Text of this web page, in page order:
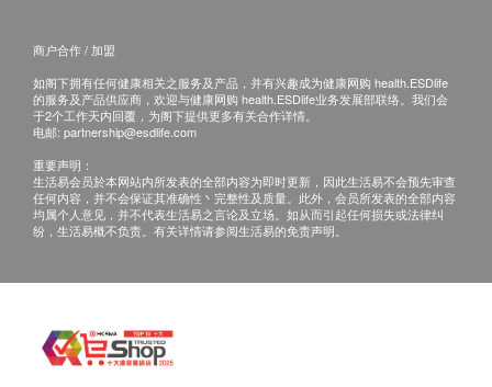
肝功能
谷丙转氨酶
谷草转氨酶
总胆红素
直接胆红素
碱性磷酸酶
总蛋白质
肾功能
血尿素
确认信/出示成功付款电邮以确认身份。
本计划并不包含专科医生诊症费用、治疗费、药费
等。
计划不可兑换现金或其他产品，亦不能转让及退
款。
所有健康检查并非作医疗诊断或治疗用途。
如个别人士有特别医疗需求，港怡医院会保留按情
港怡医院保留更改以上所有条款及细则的权利而毋
定权。
商户合作 / 加盟
如阁下拥有任何健康相关之服务及产品，并有兴趣成为健康网购 health.ESDlife
的服务及产品供应商，欢迎与健康网购 health.ESDlife业务发展部联络。我们会
于2个工作天内回覆，为阁下提供更多有关合作详情。
电邮: partnership@esdlife.com
重要声明：
生活易会员於本网站内所发表的全部内容为即时更新，因此生活易不会预先审查
任何内容，并不会保证其准确性丶完整性及质量。此外，会员所发表的全部内容
均属个人意见，并不代表生活易之言论及立场。如从而引起任何损失或法律纠
纷，生活易概不负责。有关详情请参阅生活易的免责声明。